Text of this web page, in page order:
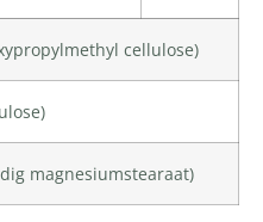
cellulose)
)
magnesiumstearaat)